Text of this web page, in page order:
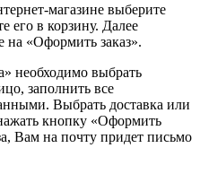
магазине выберите
его в корзину. Далее
на «Оформить заказ».
необходимо выбрать
заполнить все
Выбрать доставка или
кнопку «Оформить
Вам на почту придет письмо